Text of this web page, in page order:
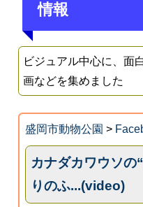
情報
ビジュアル中心に、面
画などを集めました
盛岡市動物公園 >
カナダカワウソの
りのふ...(video)